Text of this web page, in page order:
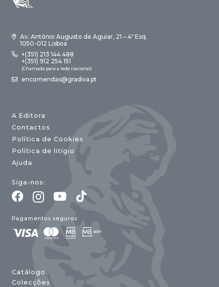
Av. António Augusto de Aguiar, 21 – 4º Esq.
1050-012 Lisboa
+(351) 213 144 488
+(351) 912 254 151
(Chamada para a rede nacional)
encomendas@gradiva.pt
A Editora
Contactos
Política de Cookies
Política de litígio
Ajuda
Siga-nos:
Pagamentos seguros:
Catálogo
Colecções